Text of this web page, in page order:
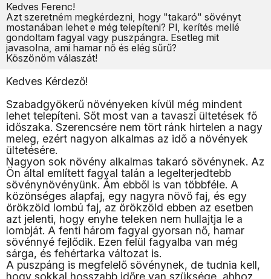
Kedves Ferenc!
Azt szeretném megkérdezni, hogy "takaró" sövényt
mostanában lehet e még telepíteni? Pl, kerítés mellé
gondoltam fagyal vagy puszpángra. Esetleg mit
javasolna, ami hamar nő és elég sűrű?
Köszönöm válaszát!
Kedves Kérdező!
Szabadgyökerű növényeken kívül még mindent
lehet telepíteni. Sőt most van a tavaszi ültetések fő
időszaka. Szerencsére nem tört ránk hirtelen a nagy
meleg, ezért nagyon alkalmas az idő a növények
ültetésére.
Nagyon sok növény alkalmas takaró sövénynek. Az
Ön által említett fagyal talán a legelterjedtebb
sövénynövényünk. Ám ebből is van többféle. A
közönséges alapfaj, egy nagyra növő faj, és egy
örökzöld lombú faj, az örökzöld ebben az esetben
azt jelenti, hogy enyhe teleken nem hullajtja le a
lombját. A fenti három fagyal gyorsan nő, hamar
sövénnyé fejlődik. Ezen felül fagyalba van még
sárga, és fehértarka változat is.
A puszpáng is megfelelő sövénynek, de tudnia kell,
hogy sokkal hosszabb időre van szüksége, ahhoz,